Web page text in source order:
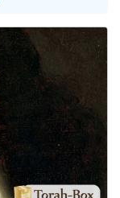
en groupe sur Zoom
Maasser